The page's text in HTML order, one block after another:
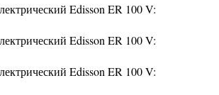
Edisson ER 100 V:
Edisson ER 100 V:
Edisson ER 100 V: